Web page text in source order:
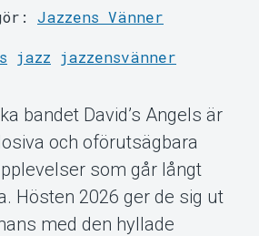
Support
Jazzens Vänner
jazz jazzensvänner
bandet David’s Angels är
och oförutsägbara
som går långt
Hösten 2026 ger de sig ut
med den hyllade